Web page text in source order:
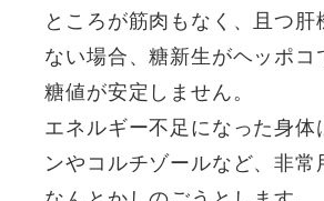
ところが筋肉もなく、且つ
ない場合、糖新生がヘッポコ
糖値が安定しません。
エネルギー不足になった身体
ンやコルチゾールなど、非